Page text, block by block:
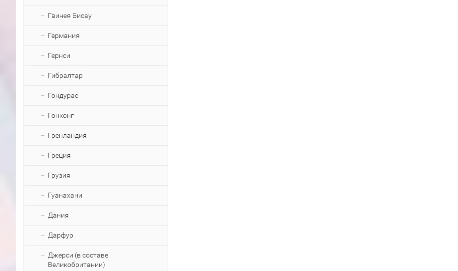
Гвинея Бисау
Германия
Гернси
Гибралтар
Гондурас
Гонконг
Гренландия
Греция
Грузия
Гуанахани
Дания
Дарфур
Джерси (в составе
Великобритании)